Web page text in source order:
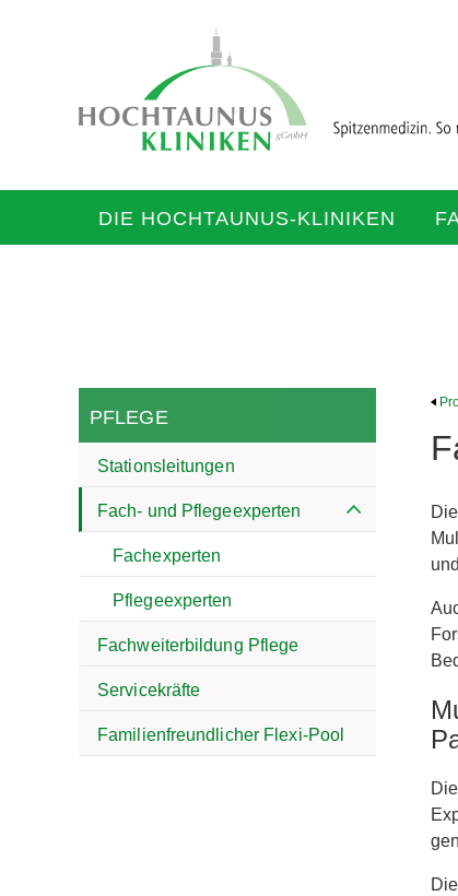
DIE HOCHTAUNUS-KLINIKEN
PFLEGE
Stationsleitungen
Fach- und Pflegeexperten
Fachexperten
Pflegeexperten
Fachweiterbildung Pflege
Servicekräfte
Familienfreundlicher Flexi-Pool